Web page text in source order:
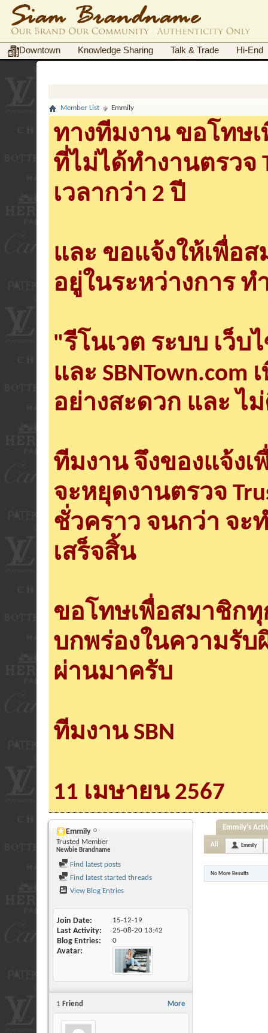
Downtown Knowledge Sharing Talk & Trade Hi-End
Member List Emmily
ทางทีมงาน ขอโทษ
ที่ไม่ได้ทำงานตรวจ
เวลากว่า 2 ปี
และ ขอแจ้งให้เพื่อ
อยู่ในระหว่างการ ท
"รีโนเวต ระบบ เว็บ
และ
อย่างสะดวก และ ไ
ทีมงาน จึงของแจ้ง
จะหยุดงานตรวจ
ชั่วคราว จนกว่า จะ
เสร็จสิ้น
ขอโทษเพื่อสมาชิก
บกพร่องในความรั
ผ่านมาครับ
ทีมงาน SBN
11 เมษายน 2567
Emmily
Trusted Member
Newbie Brandname
Find latest posts
Find latest started threads
View Blog Entries
Join Date 15-12-19
Last Activity 25-08-20 13:42
Blog Entries 0
Avatar
More
1 Friend
Emmily's
All Emmily
No More Results